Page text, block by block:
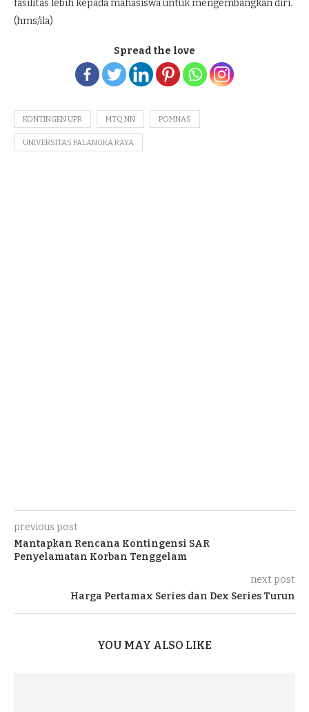
fasilitas lebih kepada mahasiswa untuk mengembangkan diri.
(hms/ila)
Spread the love
KONTINGEN UPR MTQ NN POMNAS
UNIVERSITAS PALANGKA RAYA
previous post
Mantapkan Rencana Kontingensi SAR
Penyelamatan Korban Tenggelam
next post
Harga Pertamax Series dan Dex Series Turun
YOU MAY ALSO LIKE